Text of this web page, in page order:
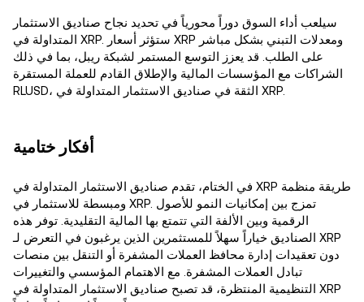
سيلعب أداء السوق دوراً محورياً في تحديد نجاح صناديق الاستثمار
المتداولة في XRP. ستؤثر أسعار XRP ومعدلات التبني بشكل مباشر
على الطلب. قد يعزز التوسع المستمر لشبكة ريبل، بما في ذلك
الشراكات مع المؤسسات المالية والإطلاق القادم للعملة المستقرة
RLUSD، الثقة في صناديق الاستثمار المتداولة في XRP.
في الختام، تقدم صناديق الاستثمار المتداولة في XRP طريقة منظمة
ومبسطة للاستثمار في XRP. تمزج بين إمكانيات النمو للأصول
الرقمية وبين الألفة التي تتمتع بها المالية التقليدية. توفر هذه
الصناديق خياراً سهلاً للمستثمرين الذين يرغبون في التعرض لـ XRP
دون تعقيدات إدارة محافظ العملات المشفرة أو التنقل بين منصات
تبادل العملات المشفرة. مع الاهتمام المؤسسي والتغييرات
التنظيمية المنتظرة، قد تصبح صناديق الاستثمار المتداولة في XRP